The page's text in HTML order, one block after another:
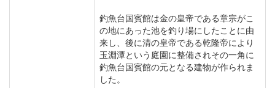
釣魚台国賓館は金の皇帝である章宗がこ
の地にあった池を釣り場にしたことに由
来し、後に清の皇帝である乾隆帝により
玉淵潭という庭園に整備されその一角に
釣魚台国賓館の元となる建物が作られま
した。